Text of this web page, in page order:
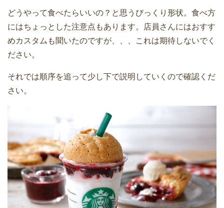
どうやって食べたらいいの？と思うびっくり形状。食べ方
にはちょっとした注意点もあります。店員さんにはおすす
めカスタムも聞いたのですが、、、これは期待しないでく
ださい。
それでは順序を追って少し下で説明していくので確認くだ
さい。